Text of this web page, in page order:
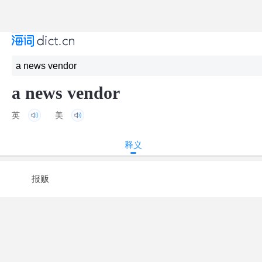
a news vendor
英 美
释义
报贩